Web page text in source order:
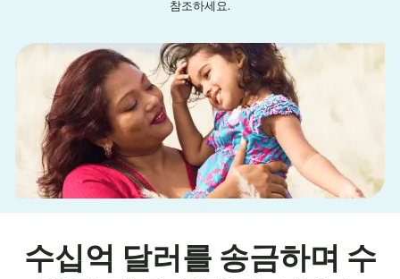
참조하세요.
수십억 달러를 송금하며 수